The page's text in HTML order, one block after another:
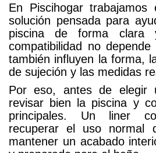
En Piscihogar
solución pensada para
piscina de forma clara
compatibilidad no
también influyen la forma,
de sujeción y las medidas
Por eso, antes de elegir
revisar bien la piscina y
principales. Un liner
recuperar el uso
mantener un acabado